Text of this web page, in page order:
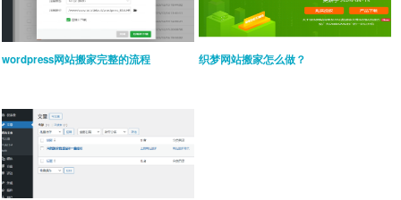
wordpress网站搬家完整的流程 织梦网站搬家怎么做？